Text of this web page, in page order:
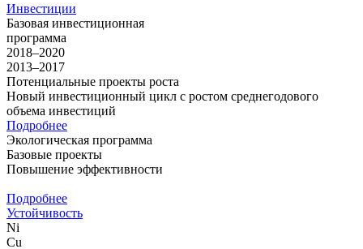
Инвестиции
Базовая инвестиционная
программа
2018–2020
2013–2017
Потенциальные проекты роста
Новый инвестиционный цикл с ростом среднегодового
объема инвестиций
Подробнее
Экологическая программа
Базовые проекты
Повышение эффективности
Подробнее
Устойчивость
Ni
Cu